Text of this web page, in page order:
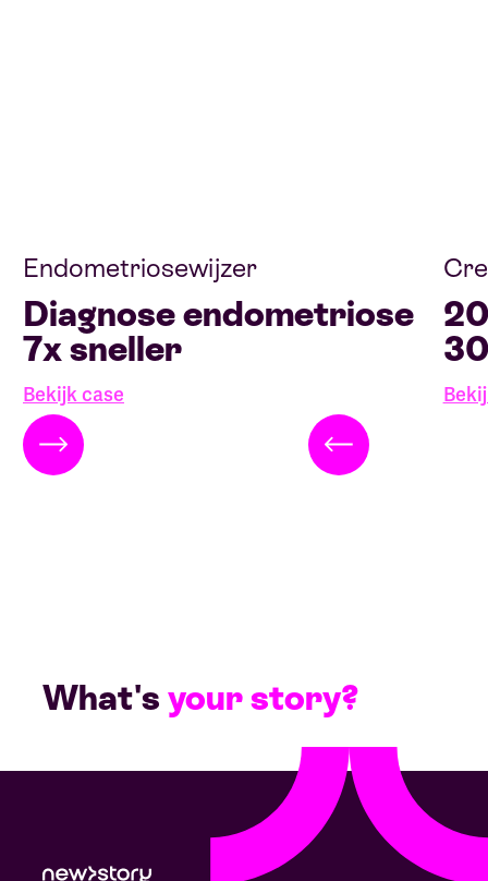
Endometriosewijzer
Diagnose endometriose
7x sneller
Bekijk case
What's your story?